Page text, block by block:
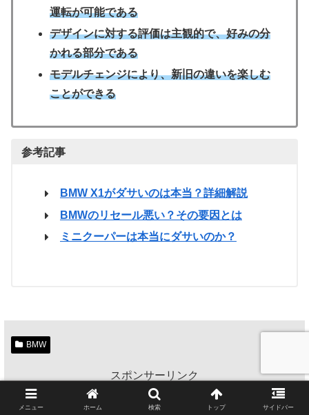
運転が可能である
デザインに対する評価は主観的で、好みの分
かれる部分である
モデルチェンジにより、新旧の違いを楽しむ
ことができる
参考記事
BMW X1がダサいのは本当？詳細解説
BMWのリセール悪い？その要因とは
ミニクーパーは本当にダサいのか？
BMW
スポンサーリンク
メニュー ホーム 検索 トップ サイドバー